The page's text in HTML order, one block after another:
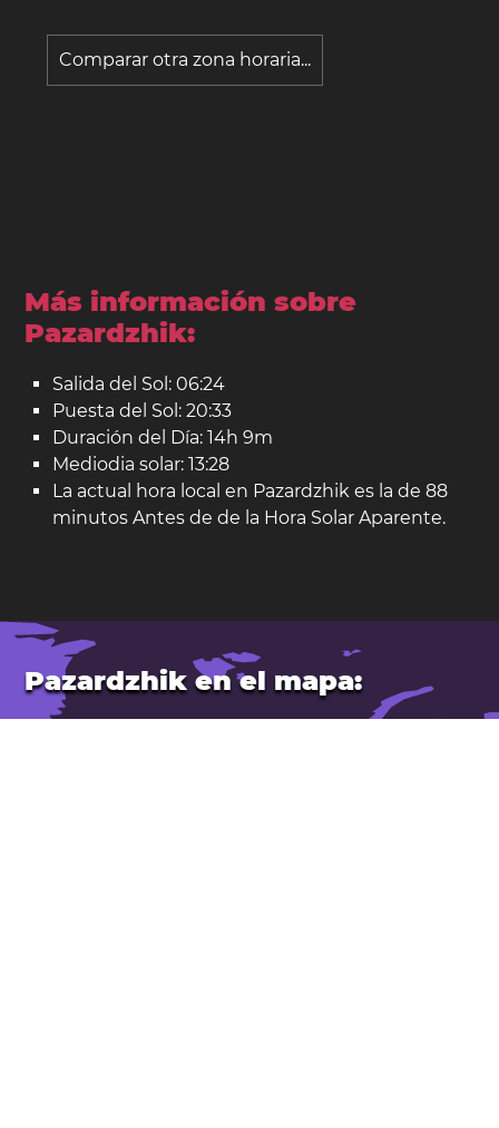
Comparar otra zona horaria...
Más información sobre
Pazardzhik:
Salida del Sol: 06:24
Puesta del Sol: 20:33
Duración del Día: 14h 9m
Mediodia solar: 13:28
La actual hora local en Pazardzhik es la de 88
minutos Antes de de la Hora Solar Aparente.
Pazardzhik en el mapa: